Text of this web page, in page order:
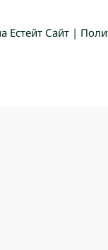
Естейт Сайт |